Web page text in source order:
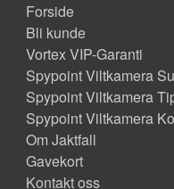
Forside
Bli kunde
Vortex VIP-Garanti
Spypoint Viltkamera
Spypoint Viltkamera
Spypoint Viltkamera
Om Jaktfall
Gavekort
Kontakt oss